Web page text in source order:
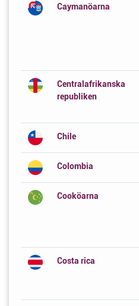
Caymanöarna
Centralafrikanska
republiken
Chile
Colombia
Cooköarna
Costa rica